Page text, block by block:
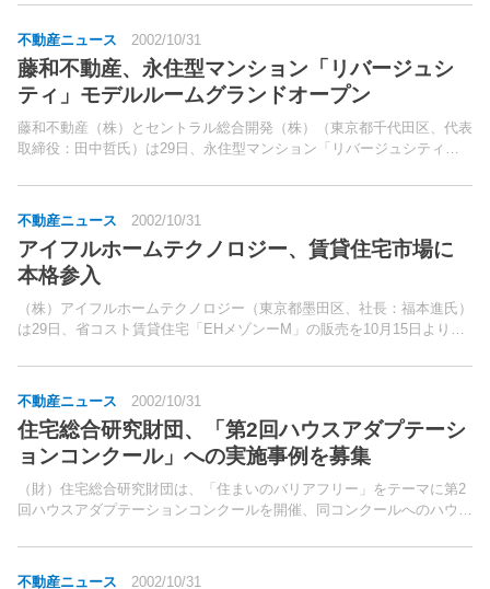
は、賃貸住宅市場の中で一大ボリュームゾーンを構成...
不動産ニュース 2002/10/31
藤和不動産、永住型マンション「リバージュシ
ティ」モデルルームグランドオープン
藤和不動産（株）とセントラル総合開発（株）（東京都千代田区、代表
取締役：田中哲氏）は29日、永住型マンション「リバージュシティ」
ランドオープンすると発表した。敷地南側には荒川、...
不動産ニュース 2002/10/31
アイフルホームテクノロジー、賃貸住宅市場に
本格参入
（株）アイフルホームテクノロジー（東京都墨田区、社長：福本進氏）
は29日、省コスト賃貸住宅「EHメゾンーM」の販売を10月15日より開
開している同社では近年、不動産の資産価値・アパ...
不動産ニュース 2002/10/31
住宅総合研究財団、「第2回ハウスアダプテーシ
ョンコンクール」への実施事例を募集
（財）住宅総合研究財団は、「住まいのバリアフリー」をテーマに第2
回ハウスアダプテーションコンクールを開催、同コンクールへのハウス
高齢者や機能障害を持つ人が、その身体的特性によって住...
不動産ニュース 2002/10/31